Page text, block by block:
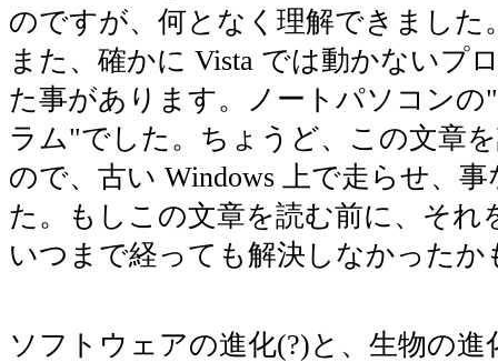
のですが、何となく理解できました
また、確かに Vista では動かないプ
た事があります。ノートパソコンの
ラム"でした。ちょうど、この文章
ので、古い Windows 上で走らせ、
た。もしこの文章を読む前に、それ
いつまで経っても解決しなかったか
ソフトウェアの進化(?)と、生物の